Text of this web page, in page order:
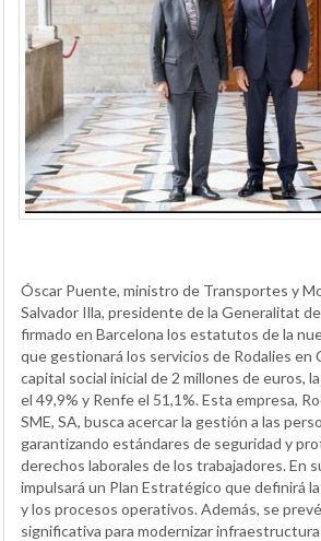
Óscar Puente, ministro de Transportes y
Salvador Illa, presidente de la Generalitat
firmado en Barcelona los estatutos de la
que gestionará los servicios de Rodalies en
capital social inicial de 2 millones de euros,
el 49,9% y Renfe el 51,1%. Esta empresa,
SME, SA, busca acercar la gestión a las
garantizando estándares de seguridad y
derechos laborales de los trabajadores. En
impulsará un Plan Estratégico que definirá
y los procesos operativos. Además, se
significativa para modernizar